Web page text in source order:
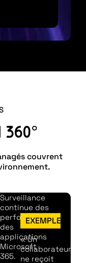
360°
couvrent
Surveillance
continue des
performances
des
applications
Microsoft
365.
EXEMPLE
« Un
collaborateur
ne reçoit